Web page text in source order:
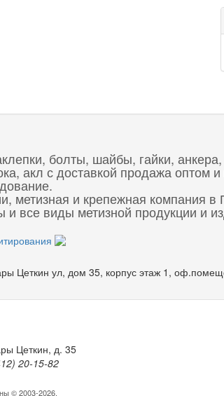
болты, шайбы, гайки,
акл с доставкой продажа оптом и
метизная и крепежная компания в
все виды метизной продукции и
Цеткин ул, дом 35, корпус этаж 1,
Цеткин, д. 35
20-15-82
© 2003-2026.